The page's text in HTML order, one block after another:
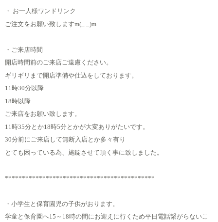
・ お一人様ワンドリンク
ご注文をお願い致しますm(_ _)m
・ご来店時間
開店時間前のご来店ご遠慮ください。
ギリギリまで開店準備や仕込をしております。
11時30分以降
18時以降
ご来店をお願い致します。
11時35分とか18時5分とかが大変ありがたいです。
30分前にご来店して無断入店とか多々有り
とても困っている為、施錠させて頂く事に致しました。
********************************************
・小学生と保育園児の子供がおります。
学童と保育園へ15～18時の間にお迎えに行くため平日電話繋がらないこ